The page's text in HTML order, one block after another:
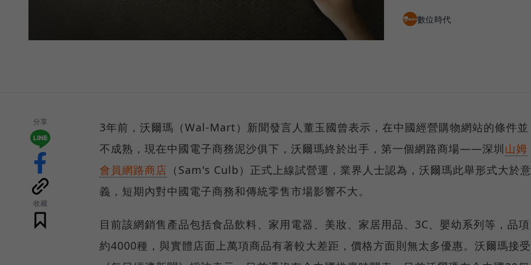
數位時代
分享
收藏
3年前，沃爾瑪（Wal-Mart）新聞發言人董玉國曾表示，在中國經營購物網站的條件並
不成熟，現在中國電子商務泥沙俱下，沃爾瑪終於出手，第一個網路商場——深圳山姆
會員網路商店 （Sam's Culb）正式上線試營運，業界人士認為，沃爾瑪此舉形式大於意
義，短期內對中國電子商務和傳統零售市場影響不大。
目前該網銷售產品包括食品飲料、家用電器、美妝、家居用品、3C、嬰幼系列等，品項
約4000種，與實體店面上萬項商品有著較大差距，價格方面則無太多優惠。沃爾瑪接受